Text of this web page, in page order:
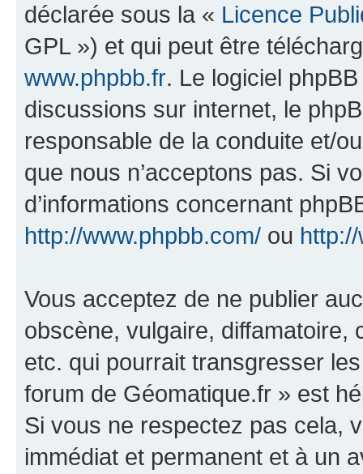
déclarée sous la « Licence
GPL ») et qui peut être
www.phpbb.fr. Le logiciel
discussions sur internet, le
responsable de la conduite et/
que nous n’acceptons pas. Si
d’informations concernant
http://www.phpbb.com/ ou
Vous acceptez de ne publier
obscène, vulgaire, diffamatoire,
etc. qui pourrait transgresser
forum de Géomatique.fr » est
Si vous ne respectez pas cela,
immédiat et permanent et à un